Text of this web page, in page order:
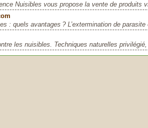
Nuisibles vous propose la vente de produits
: quels avantages ? L’extermination de
les nuisibles. Techniques naturelles